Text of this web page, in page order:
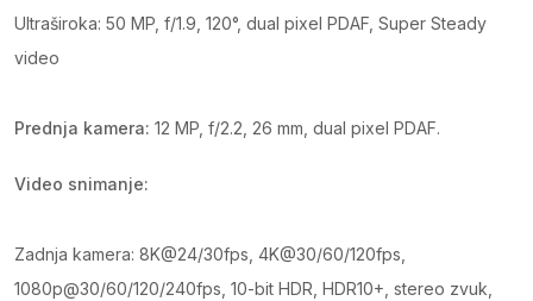
Ultraširoka: 50 MP, f/1.9, 120°, dual pixel PDAF, Super Steady
video
Prednja kamera: 12 MP, f/2.2, 26 mm, dual pixel PDAF.
Video snimanje:
Zadnja kamera: 8K@24/30fps, 4K@30/60/120fps,
1080p@30/60/120/240fps, 10-bit HDR, HDR10+, stereo zvuk,